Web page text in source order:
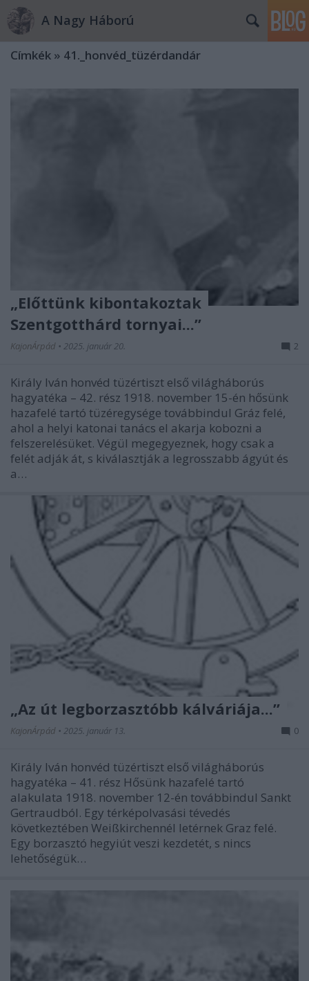
A Nagy Háború
Címkék » 41._honvéd_tüzérdandár
„Előttünk kibontakoztak
Szentgotthárd tornyai...”
KajonÁrpád • 2025. január 20. 2
Király Iván honvéd tüzértiszt első világháborús
hagyatéka – 42. rész 1918. november 15-én hősünk
hazafelé tartó tüzéregysége továbbindul Gráz felé,
ahol a helyi katonai tanács el akarja kobozni a
felszerelésüket. Végül megegyeznek, hogy csak a
felét adják át, s kiválasztják a legrosszabb ágyút és
a…
„Az út legborzasztóbb kálváriája...”
KajonÁrpád • 2025. január 13. 0
Király Iván honvéd tüzértiszt első világháborús
hagyatéka – 41. rész Hősünk hazafelé tartó
alakulata 1918. november 12-én továbbindul Sankt
Gertraudból. Egy térképolvasási tévedés
következtében Weißkirchennél letérnek Graz felé.
Egy borzasztó hegyiút veszi kezdetét, s nincs
lehetőségük…